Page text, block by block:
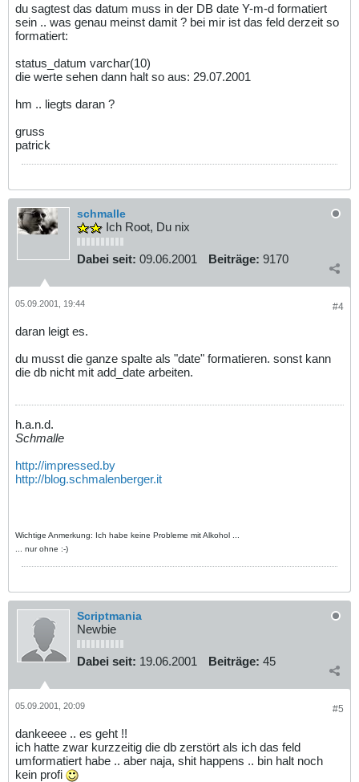
du sagtest das datum muss in der DB date Y-m-d formatiert
sein .. was genau meinst damit ? bei mir ist das feld derzeit so
formatiert:
status_datum varchar(10)
die werte sehen dann halt so aus: 29.07.2001
hm .. liegts daran ?
gruss
patrick
schmalle
Ich Root, Du nix
Dabei seit: 09.06.2001 Beiträge: 9170
#4
05.09.2001, 19:44
daran leigt es.
du musst die ganze spalte als "date" formatieren. sonst kann
die db nicht mit add_date arbeiten.
h.a.n.d.
Schmalle
http://impressed.by
http://blog.schmalenberger.it
Wichtige Anmerkung: Ich habe keine Probleme mit Alkohol ...
... nur ohne :-)
Scriptmania
Newbie
Dabei seit: 19.06.2001 Beiträge: 45
#5
05.09.2001, 20:09
dankeeee .. es geht !!
ich hatte zwar kurzzeitig die db zerstört als ich das feld
umformatiert habe .. aber naja, shit happens .. bin halt noch
kein profi